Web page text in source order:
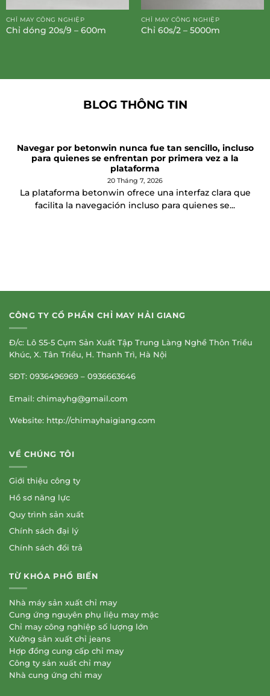
CHỈ MAY CÔNG NGHIỆP
Chỉ dóng 20s/9 – 600m
CHỈ MAY CÔNG NGHIỆP
Chỉ 60s/2 – 5000m
BLOG THÔNG TIN
Navegar por betonwin nunca fue tan sencillo, incluso
para quienes se enfrentan por primera vez a la
plataforma
20 Tháng 7, 2026
La plataforma betonwin ofrece una interfaz clara que
facilita la navegación incluso para quienes se...
CÔNG TY CỔ PHẦN CHỈ MAY HẢI GIANG
Đ/c: Lô S5-5 Cụm Sản Xuất Tập Trung Làng Nghề Thôn Triều
Khúc, X. Tân Triều, H. Thanh Trì, Hà Nội
SĐT: 0936496969 – 0936663646
Email: chimayhg@gmail.com
Website: http://chimayhaigiang.com
VỀ CHÚNG TÔI
Giới thiệu công ty
Hồ sơ năng lực
Quy trình sản xuất
Chính sách đại lý
Chính sách đổi trả
TỪ KHÓA PHỔ BIẾN
Nhà máy sản xuất chỉ may
Cung ứng nguyên phụ liệu may mặc
Chỉ may công nghiệp số lượng lớn
Xưởng sản xuất chỉ jeans
Hợp đồng cung cấp chỉ may
Công ty sản xuất chỉ may
Nhà cung ứng chỉ may